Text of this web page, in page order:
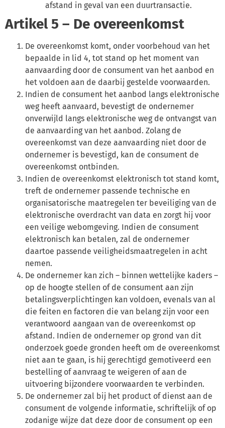
afstand in geval van een duurtransactie.
Artikel 5 – De overeenkomst
De overeenkomst komt, onder voorbehoud van het
bepaalde in lid 4, tot stand op het moment van
aanvaarding door de consument van het aanbod en
het voldoen aan de daarbij gestelde voorwaarden.
Indien de consument het aanbod langs elektronische
weg heeft aanvaard, bevestigt de ondernemer
onverwijld langs elektronische weg de ontvangst van
de aanvaarding van het aanbod. Zolang de
overeenkomst van deze aanvaarding niet door de
ondernemer is bevestigd, kan de consument de
overeenkomst ontbinden.
Indien de overeenkomst elektronisch tot stand komt,
treft de ondernemer passende technische en
organisatorische maatregelen ter beveiliging van de
elektronische overdracht van data en zorgt hij voor
een veilige webomgeving. Indien de consument
elektronisch kan betalen, zal de ondernemer
daartoe passende veiligheidsmaatregelen in acht
nemen.
De ondernemer kan zich – binnen wettelijke kaders –
op de hoogte stellen of de consument aan zijn
betalingsverplichtingen kan voldoen, evenals van al
die feiten en factoren die van belang zijn voor een
verantwoord aangaan van de overeenkomst op
afstand. Indien de ondernemer op grond van dit
onderzoek goede gronden heeft om de overeenkomst
niet aan te gaan, is hij gerechtigd gemotiveerd een
bestelling of aanvraag te weigeren of aan de
uitvoering bijzondere voorwaarden te verbinden.
De ondernemer zal bij het product of dienst aan de
consument de volgende informatie, schriftelijk of op
zodanige wijze dat deze door de consument op een